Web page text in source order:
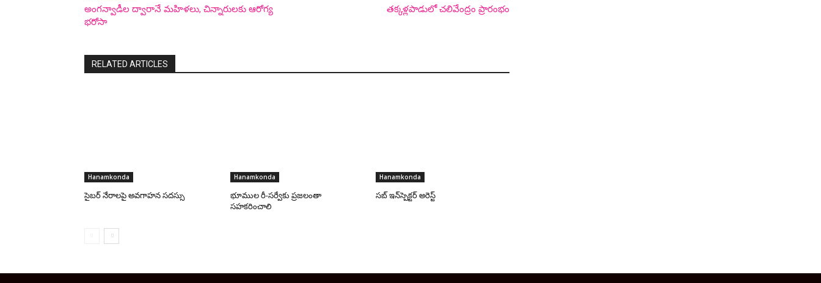
అంగన్వాడీల ద్వారానే మహిళలు, చిన్నారులకు ఆరోగ్య
భరోసా
తక్కళ్లపాడులో చలివేంద్రం ప్రారంభం
RELATED ARTICLES
Hanamkonda
సైబర్ నేరాలపై అవగాహన సదస్సు
Hanamkonda
భూముల రీ-సర్వేకు ప్రజలంతా
సహకరించాలి
Hanamkonda
సబ్ ఇన్‌స్పెక్టర్ అరెస్ట్